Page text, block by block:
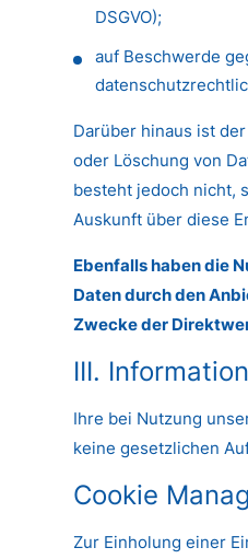
DSGVO);
auf Beschwerde
Darüber hinaus ist
oder Löschung von
besteht jedoch nicht,
Auskunft über diese
Ebenfalls haben die
Daten durch den
Zwecke der
III.
Ihre bei Nutzung
keine gesetzlichen
Cookie
Zur Einholung einer